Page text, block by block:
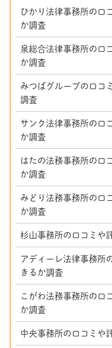
ひかり法律事務所の口
か調査
泉総合法律事務所の口
か調査
みつばグループの口コ
調査
サンク法律事務所の口
か調査
はたの法務事務所の口
か調査
みどり法務事務所の口
か調査
杉山事務所の口コミや
アディーレ法律事務所
きるか調査
こがわ法務事務所の口
か調査
中央事務所の口コミや